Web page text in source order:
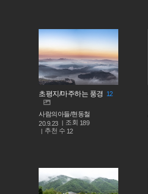
초평지/마주하는 풍경 12
사람의아들/현동철
20.9.23
조회 189
추천 수 12